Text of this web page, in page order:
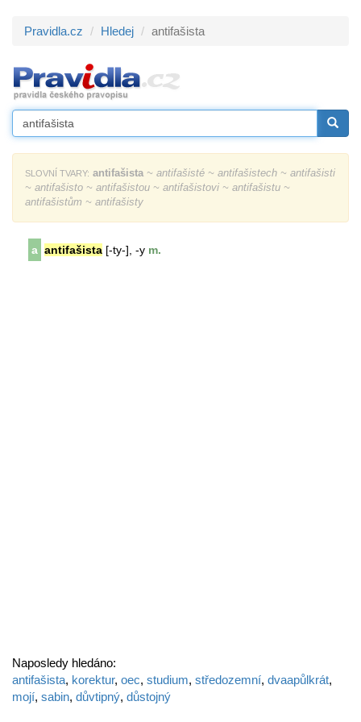
Pravidla.cz Hledej antifašista
SLOVNÍ TVARY: antifašista ~ antifašisté ~ antifašistech ~ antifašisti
~ antifašisto ~ antifašistou ~ antifašistovi ~ antifašistu ~
antifašistům ~ antifašisty
a antifašista [-ty-], -y m.
Naposledy hledáno:
antifašista, korektur, oec, studium, středozemní, dvaapůlkrát,
mojí, sabin, důvtipný, důstojný